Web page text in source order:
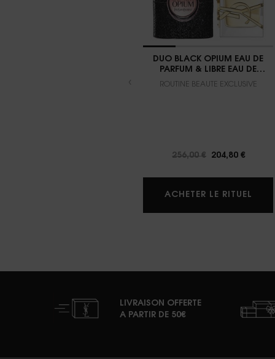
DUO BLACK OPIUM EAU DE
PARFUM & LIBRE EAU DE
PARFUM
ROUTINE BEAUTÉ EXCLUSIVE
Ancien prix
256,00 € Nouveau prix
204,80 €
ACHETER LE RITUEL
LIVRAISON OFFERTE
A PARTIR DE 50€